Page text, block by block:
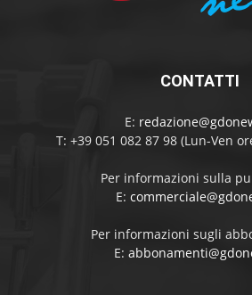
CONTATTI
E:
T: +39 051 082 87 98 (Lun-Ven
Per informazioni sulla
E:
Per informazioni sugli
E: